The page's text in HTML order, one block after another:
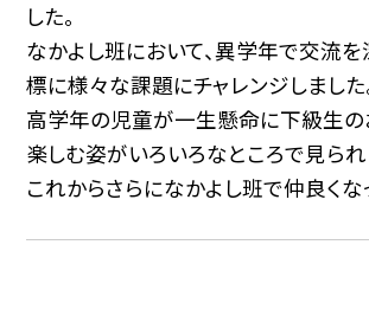
した。
なかよし班において、異学年で交流
標に様々な課題にチャレンジしました
高学年の児童が一生懸命に下級生の
楽しむ姿がいろいろなところで見られ
これからさらになかよし班で仲良くな